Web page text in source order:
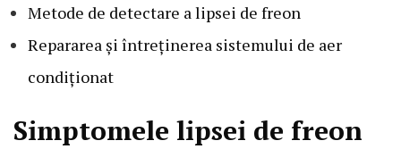
Metode de detectare a lipsei de freon
Repararea și întreținerea sistemului de aer
condiționat
Simptomele lipsei de freon